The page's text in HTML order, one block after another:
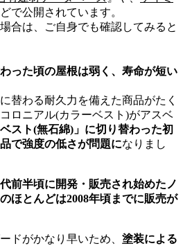
で公開されています。
合は、ご自身でも確認してみると
った頃の屋根は弱く、寿命が短い
替わる耐久力を備えた商品がたく
ロニアル(カラーベスト)がアスベ
ベスト(無石綿)」に切り替わった初
で強度の低さが問題になりまし
代前半頃に開発・販売され始めたノ
ほとんどは2008年頃までに販売が
ドがかなり早いため、 塗装による